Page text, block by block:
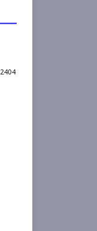
2404